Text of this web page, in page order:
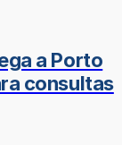
a Porto
consultas